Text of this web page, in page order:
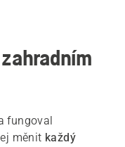
fungoval
měnit každý